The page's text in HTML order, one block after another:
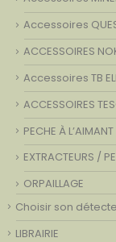
Accessoires
ACCESSOIRES
Accessoires TB
ACCESSOIRES
PECHE À L’AIMANT
EXTRACTEURS /
ORPAILLAGE
Choisir son
LIBRAIRIE